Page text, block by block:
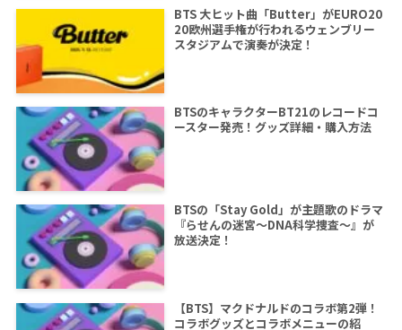
BTS 大ヒット曲「Butter」がEURO20
20欧州選手権が行われるウェンブリー
スタジアムで演奏が決定！
BTSのキャラクターBT21のレコードコ
ースター発売！グッズ詳細・購入方法
BTSの「Stay Gold」が主題歌のドラマ
『らせんの迷宮～DNA科学捜査～』が
放送決定！
【BTS】マクドナルドのコラボ第2弾！
コラボグッズとコラボメニューの紹